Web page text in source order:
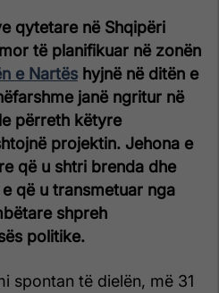
qytetare në Shqipëri
të planifikuar në zonën
e Nartës hyjnë në ditën e
janë ngritur në
përreth këtyre
projektin. Jehona e
që u shtri brenda dhe
që u transmetuar nga
shpreh
politike.
spontan të dielën, më 31